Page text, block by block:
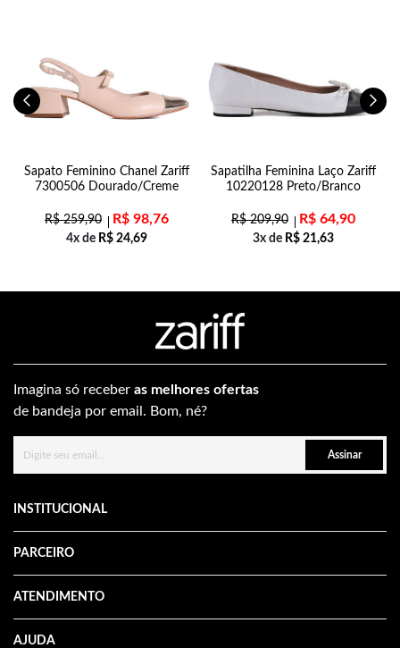
Sapato Feminino Chanel Zariff
7300506 Dourado/Creme
R$259,90 R$ 98,76
4x de R$ 24,69
Sapatilha Feminina Laço Zariff
10220128 Preto/Branco
R$209,90 R$ 64,90
3x de R$ 21,63
Imagina só receber as melhores ofertas
de bandeja por email. Bom, né?
Assinar
INSTITUCIONAL
PARCEIRO
ATENDIMENTO
AJUDA